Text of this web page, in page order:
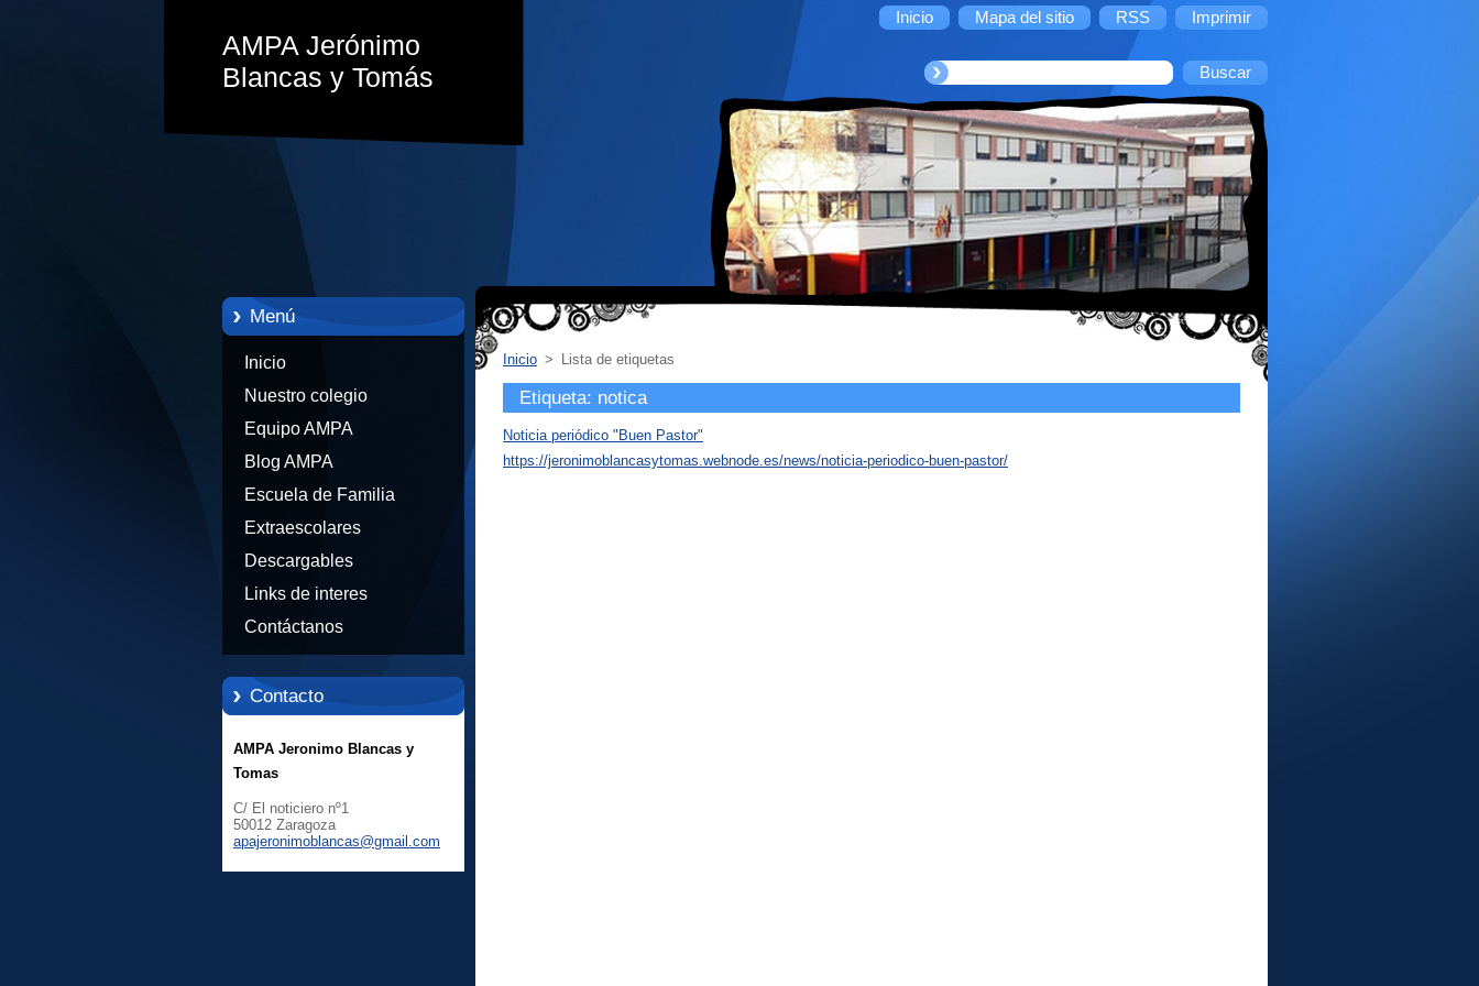
Inicio Mapa del sitio RSS Imprimir
AMPA Jerónimo
Blancas y Tomás
Menú
Inicio
Nuestro colegio
Equipo AMPA
Blog AMPA
Escuela de Familia
Extraescolares
Descargables
Links de interes
Contáctanos
Contacto
AMPA Jeronimo Blancas y
Tomas
C/ El noticiero nº1
50012 Zaragoza
apajeronimoblancas@gmail .com
Inicio > Lista de etiquetas
Etiqueta: notica
Noticia periódico "Buen Pastor"
https://jeronimoblancasytomas.webnode.es/news/noticia-periodico-buen-pastor/